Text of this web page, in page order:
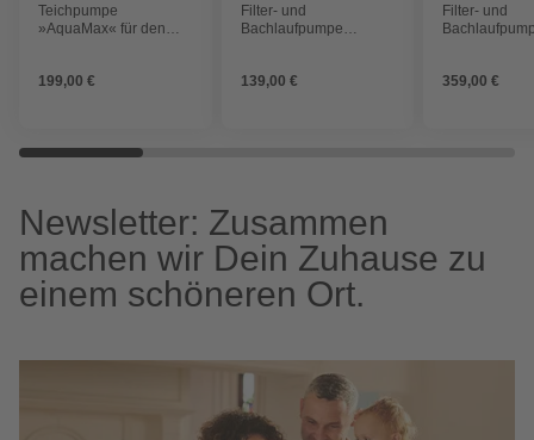
Teichpumpe
»AquaMax« für den
199,00 €
Filter- und
Bachlaufpumpe
und Badeteichen
139,00 €
Filter- und
l/h
359,00 €
Newsletter: Zusammen
machen wir Dein Zuhause zu
einem schöneren Ort.